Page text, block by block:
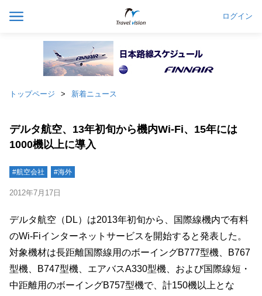
ログイン
トップページ 新着ニュース
デルタ航空、13年初旬から機内Wi-Fi、15年には
1000機以上に導入
#航空会社 #海外
2012年7月17日
デルタ航空（DL）は2013年初旬から、国際線機内で有料
のWi-Fiインターネットサービスを開始すると発表した。
対象機材は長距離国際線用のボーイングB777型機、B767
型機、B747型機、エアバスA330型機、および国際線短・
中距離用のボーイングB757型機で、計150機以上とな